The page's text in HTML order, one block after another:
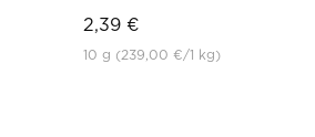
2,39 €
10 g (239,00 €/1 kg)